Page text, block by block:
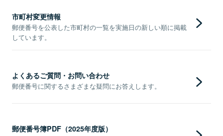
市町村変更情報
郵便番号を公表した市町村の一覧を実施日の新しい順に掲載
しています。
よくあるご質問・お問い合わせ
郵便番号に関するさまざまな疑問にお答えします。
郵便番号簿PDF（2025年度版）